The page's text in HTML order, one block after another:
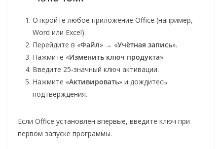
Откройте любое приложение Office (например,
Word или Excel).
Перейдите в «Файл» → «Учётная запись».
Нажмите «Изменить ключ продукта».
Введите 25-значный ключ активации.
Нажмите «Активировать» и дождитесь
подтверждения.
Если Office установлен впервые, введите ключ при
первом запуске программы.